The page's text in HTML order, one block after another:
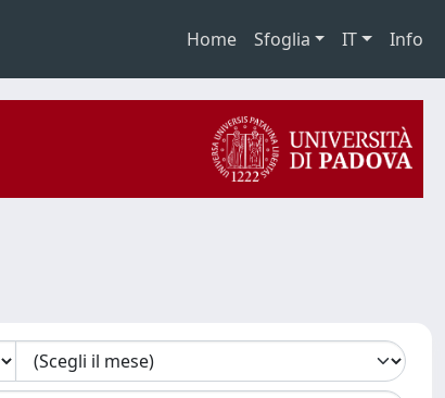
Home Sfoglia IT Info